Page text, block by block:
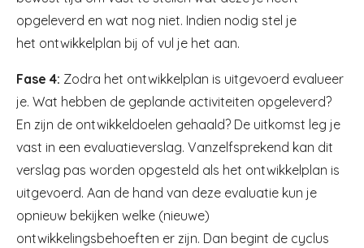
opgeleverd en wat nog niet. Indien nodig stel je
het ontwikkelplan bij of vul je het aan.
Fase 4: Zodra het ontwikkelplan is uitgevoerd evalueer
je. Wat hebben de geplande activiteiten opgeleverd?
En zijn de ontwikkeldoelen gehaald? De uitkomst leg je
vast in een evaluatieverslag. Vanzelfsprekend kan dit
verslag pas worden opgesteld als het ontwikkelplan is
uitgevoerd. Aan de hand van deze evaluatie kun je
opnieuw bekijken welke (nieuwe)
ontwikkelingsbehoeften er zijn. Dan begint de cyclus